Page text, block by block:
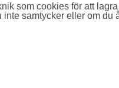
som cookies för att
samtycker eller om